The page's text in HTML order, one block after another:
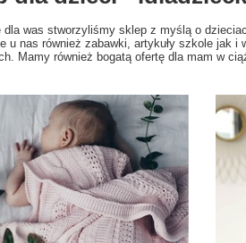
dla was stworzyliśmy sklep z myślą o
u nas również zabawki, artykuły szkole jak
Mamy również bogatą ofertę dla mam w